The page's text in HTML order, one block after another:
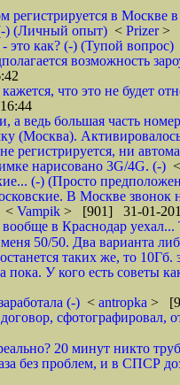
регистрируется в Москве
) (Личный опыт) < Prizer>
это как? (-) (Тупой вопрос)
возможность
что это не будет
а ведь большая часть
(Москва).
регистрируется, ни
нарисовано 3G/4G. (-)
(-) (Просто
В Москве звонок
< Vampik > [901] 31-01-
в Краснодар
50/50. Два варианта
таких же, то
пока. У кого есть советы
(-) < antropka >
20 минут никто
без проблем, и в СПСР